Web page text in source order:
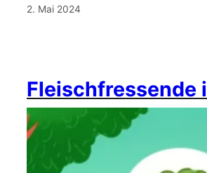
2. Mai 2024
Fleischfressende